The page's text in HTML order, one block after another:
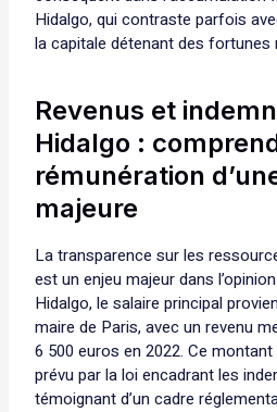
Hidalgo, qui contraste parfois
la capitale détenant des fortunes
Revenus et
Hidalgo :
rémunération
majeure
La transparence sur les
est un enjeu majeur dans
Hidalgo, le salaire principal
maire de Paris, avec un revenu
6 500 euros en 2022. Ce
prévu par la loi encadrant les
témoignant d’un cadre